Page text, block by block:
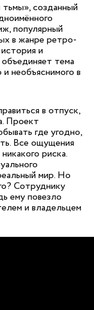
созданный
популярный
в жанре ретро-
и
тема
необъяснимого в
в отпуск,
Проект
где угодно,
Все ощущения
риска.
мир. Но
Сотруднику
ему повезло
и владельцем